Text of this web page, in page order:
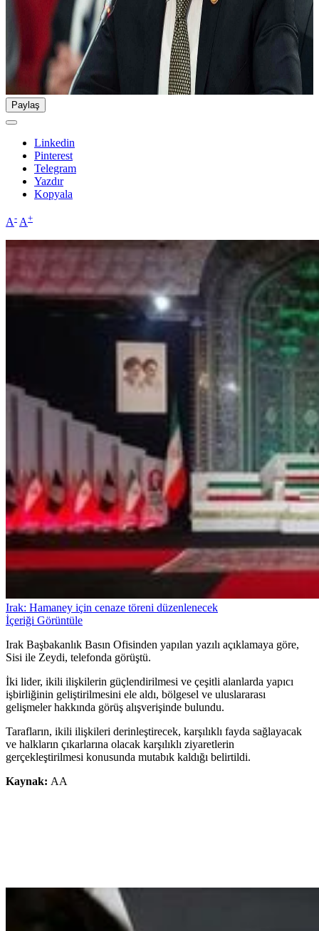
Paylaş
Linkedin
Pinterest
Telegram
Yazdır
Kopyala
A- A+
Irak: Hamaney için cenaze töreni düzenlenecek
İçeriği Görüntüle
Irak Başbakanlık Basın Ofisinden yapılan yazılı açıklamaya göre,
Sisi ile Zeydi, telefonda görüştü.
İki lider, ikili ilişkilerin güçlendirilmesi ve çeşitli alanlarda yapıcı
işbirliğinin geliştirilmesini ele aldı, bölgesel ve uluslararası
gelişmeler hakkında görüş alışverişinde bulundu.
Tarafların, ikili ilişkileri derinleştirecek, karşılıklı fayda sağlayacak
ve halkların çıkarlarına olacak karşılıklı ziyaretlerin
gerçekleştirilmesi konusunda mutabık kaldığı belirtildi.
Kaynak: AA